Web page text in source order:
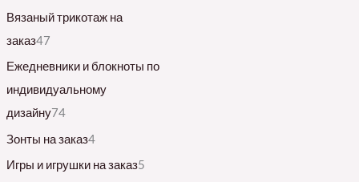
Вязаный трикотаж на
заказ47
Ежедневники и блокноты по
индивидуальному
дизайну74
Зонты на заказ4
Игры и игрушки на заказ5